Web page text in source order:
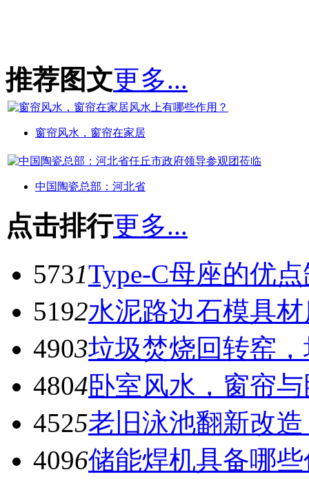
推荐图文更多...
窗帘风水，窗帘在家居
中国陶瓷总部：河北省
点击排行更多...
5731Type-C母座的优
5192水泥路边石模具
4903垃圾焚烧回转窑
4804卧室风水，窗帘
4525老旧泳池翻新改
4096储能焊机具备哪